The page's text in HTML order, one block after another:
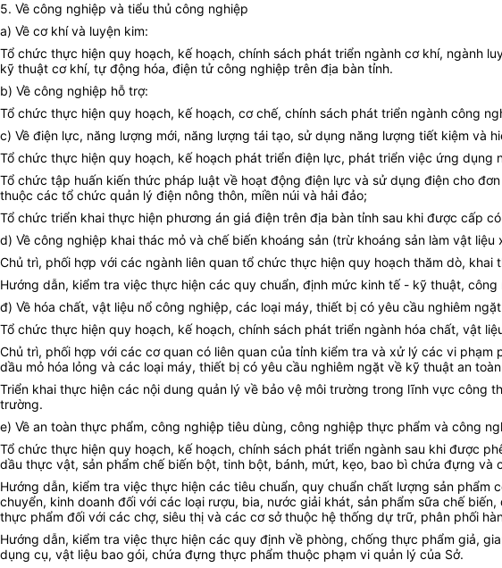
5. Về công nghiệp và tiểu thủ công nghiệp
a) Về cơ khí và luyện kim:
Tổ chức thực hiện quy hoạch, kế hoạch, chính sách phát triển ngành cơ khí, ngành
kỹ thuật cơ khí, tự động hóa, điện tử công nghiệp trên địa bàn tỉnh.
b) Về công nghiệp hỗ trợ:
Tổ chức thực hiện quy hoạch, kế hoạch, cơ chế, chính sách phát triển ngành công
c) Về điện lực, năng lượng mới, năng lượng tái tạo, sử dụng năng lượng tiết kiệm và
Tổ chức thực hiện quy hoạch, kế hoạch phát triển điện lực, phát triển việc ứng
Tổ chức tập huấn kiến thức pháp luật về hoạt động điện lực và sử dụng điện cho
thuộc các tổ chức quản lý điện nông thôn, miền núi và hải đảo;
Tổ chức triển khai thực hiện phương án giá điện trên địa bàn tỉnh sau khi được cấp
d) Về công nghiệp khai thác mỏ và chế biến khoáng sản (trừ khoáng sản làm vật
Chủ trì, phối hợp với các ngành liên quan tổ chức thực hiện quy hoạch thăm dò,
Hướng dẫn, kiểm tra việc thực hiện các quy chuẩn, định mức kinh tế - kỹ thuật,
đ) Về hóa chất, vật liệu nổ công nghiệp, các loại máy, thiết bị có yêu cầu nghiêm
Tổ chức thực hiện quy hoạch, kế hoạch, chính sách phát triển ngành hóa chất, vật
Chủ trì, phối hợp với các cơ quan có liên quan của tỉnh kiểm tra và xử lý các vi
dầu mỏ hóa lỏng và các loại máy, thiết bị có yêu cầu nghiêm ngặt về kỹ thuật an
Triển khai thực hiện các nội dung quản lý về bảo vệ môi trường trong lĩnh vực công
trường.
e) Về an toàn thực phẩm, công nghiệp tiêu dùng, công nghiệp thực phẩm và công
Tổ chức thực hiện quy hoạch, kế hoạch, chính sách phát triển ngành sau khi được
dầu thực vật, sản phẩm chế biến bột, tinh bột, bánh, mứt, kẹo, bao bì chứa đựng và
Hướng dẫn, kiểm tra việc thực hiện các tiêu chuẩn, quy chuẩn chất lượng sản
chuyển, kinh doanh đối với các loại rượu, bia, nước giải khát, sản phẩm sữa chế
thực phẩm đối với các chợ, siêu thị và các cơ sở thuộc hệ thống dự trữ, phân phối
Hướng dẫn, kiểm tra việc thực hiện các quy định về phòng, chống thực phẩm giả,
dụng cụ, vật liệu bao gói, chứa đựng thực phẩm thuộc phạm vi quản lý của Sở.